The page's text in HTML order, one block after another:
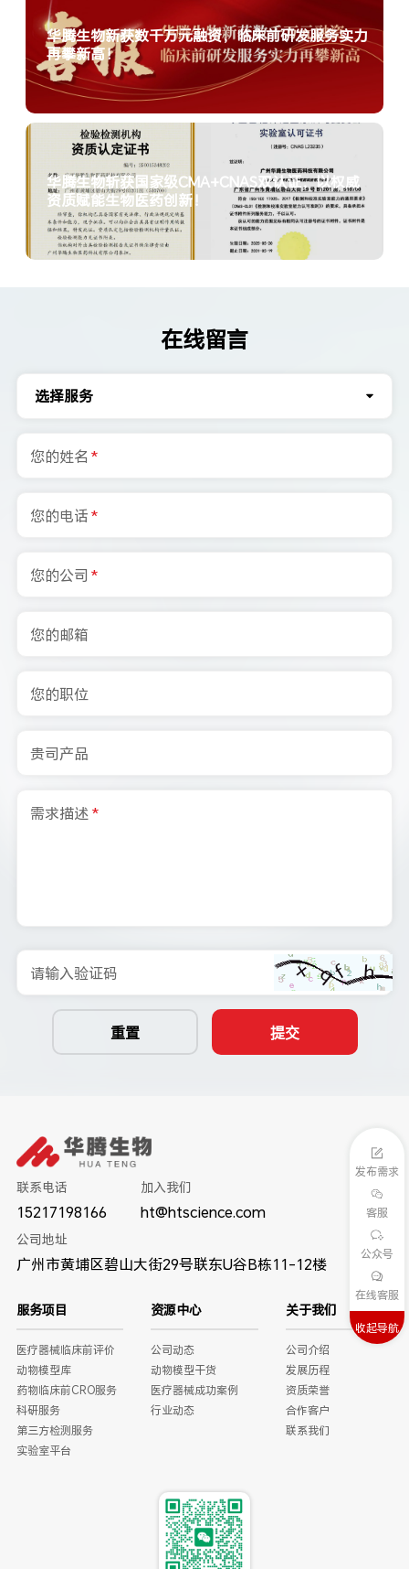
华腾生物新获数千万元融资，临床前研发服务实力
再攀新高！
华腾生物斩获国家级CMA+CNAS双认证，以权威
资质赋能生物医药创新！
在线留言
选择服务
您的姓名 *
您的电话*
您的公司 *
您的邮箱
您的职位
贵司产品
需求描述 *
请输入验证码
提交
重置
联系电话
15217198166
加入我们
ht@htscience.com
公司地址
广州市黄埔区碧山大街29号联东U谷B栋11-12楼
服务项目
医疗器械临床前评价
动物模型库
药物临床前CRO服务
科研服务
第三方检测服务
实验室平台
资源中心
公司动态
动物模型干货
医疗器械成功案例
行业动态
关于我们
公司介绍
发展历程
资质荣誉
合作客户
联系我们
发布需求
客服
公众号
在线客服
收起导航